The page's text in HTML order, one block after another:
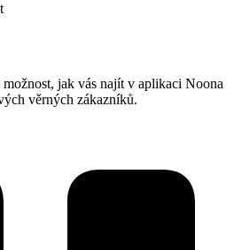
jak vás najít v aplikaci Noona
věrných zákazníků.